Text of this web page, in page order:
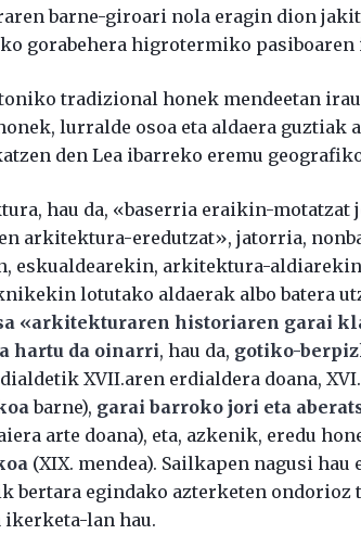
barne-giroari nola eragin dion
gorabehera higrotermiko
tradizional honek mendeetan
lurralde osoa eta aldaera guztiak
den Lea ibarreko eremu
hau da, «baserria eraikin-motatzat
arkitektura-eredutzat», jatorria,
eskualdearekin, arkitektura-
lotutako aldaerak albo batera
«arkitekturaren historiaren garai
hartu da oinarri, hau da, gotiko-
XVII.aren erdialdera doana, XVI.
barne), garai barroko jori eta
arte doana), eta, azkenik, eredu
(XIX. mendea). Sailkapen nagusi
bertara egindako azterketen
ikerketa-lan hau.